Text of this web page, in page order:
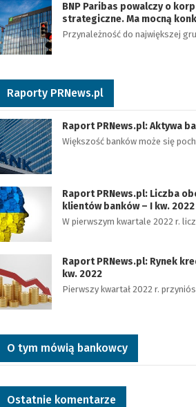
BNP Paribas powalczy o
strategiczne. Ma mocną
Przynależność do największej
Raporty PRNews.pl
Raport PRNews.pl: Aktywa
Większość banków może się
Raport PRNews.pl: Liczba
klientów banków – I kw. 2022
W pierwszym kwartale 2022 r.
Raport PRNews.pl: Rynek
kw. 2022
Pierwszy kwartał 2022 r.
O tym mówią bankowcy
Ostatnie komentarze